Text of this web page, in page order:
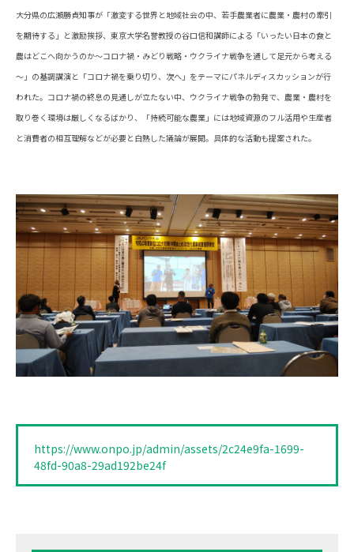
大分県の広瀬勝貞知事が「激変する世界と地域社会の中、若手農業者に農業・農村の牽引
を期待する」と激励挨拶、東京大学名誉教授の谷口信和講師による「いったい日本の食と
農はどこへ向かうのか～コロナ禍・みどり戦略・ウクライナ戦争を通して足元から考える
～」の基調講演と「コロナ禍を乗り切り、次へ」をテーマにパネルディスカッションが行
われた。コロナ禍の終息の見通しが立たない中、ウクライナ戦争の勃発で、農業・農村を
取り巻く環境は厳しくなるばかり、「持続可能な農業」には地域資源のフル活用や生産者
と消費者の相互理解などが必要と白熱した議論が展開。具体的な活動も提案された。
https://www.onpo.jp/admin/assets/2c24e9fa-1699-
48fd-90a8-29ad192be24f